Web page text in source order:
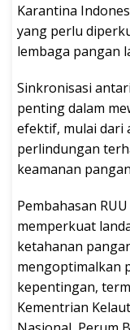
Karantina
yang perlu
lembaga pangan
Sinkronisasi
penting dalam
efektif, mulai dari
perlindungan
keamanan
Pembahasan
memperkuat
ketahanan
mengoptimalkan
kepentingan,
Kementrian